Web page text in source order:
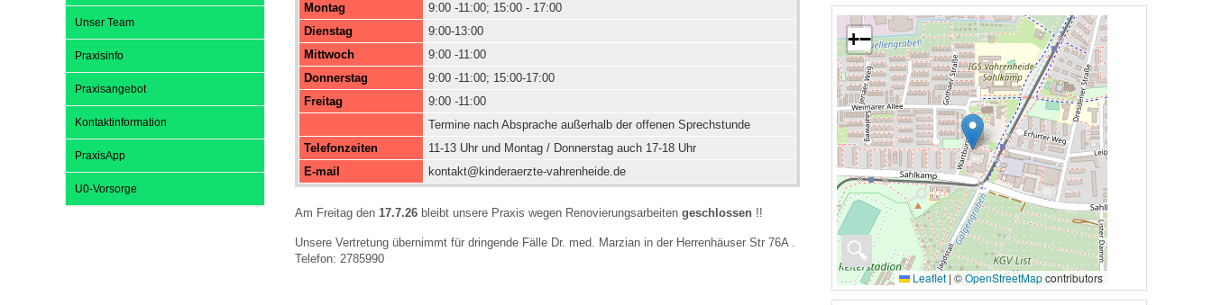
Jugendliche
Teenager: J1 bis J2
Impfreaktionen
Impfsicherheit
Häufige Fragen
Recht auf Impfung
Sofortmaßnahmen
Notdienste
Link-Tipps
Wachstum-Rechner
Empfehlungen zum Bildschirmmediengebrauch
Hörlexikon
Material zu den Vorsorgen
Unser Team
Praxisinfo
Praxisangebot
Kontaktinformation
PraxisApp
U0-Vorsorge
Montag
9:00 -11:00; 15:00 - 17:00
Dienstag
9:00-13:00
Mittwoch
9:00 -11:00
Donnerstag
9:00 -11:00; 15:00-17:00
Freitag
9:00 -11:00
Termine nach Absprache außerhalb der offenen Sprechstunde
Telefonzeiten
11-13 Uhr und Montag / Donnerstag auch 17-18 Uhr
E-mail
kontakt@kinderaerzte-vahrenheide.de
Am Freitag den 17.7.26 bleibt unsere Praxis wegen Renovierungsarbeiten geschlossen !!
Unsere Vertretung übernimmt für dringende Fälle Dr. med. Marzian in der Herrenhäuser Str 76A .
Telefon: 2785990
🔍
+−
Leaflet | ©OpenStreetMapcontributors